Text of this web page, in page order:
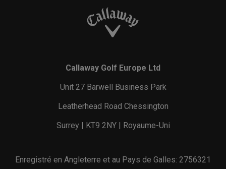
Callaway Golf Europe Ltd
Unit 27 Barwell Business Park
Leatherhead Road Chessington
Surrey | KT9 2NY | Royaume-Uni
Enregistré en Angleterre et au Pays de Galles: 2756321